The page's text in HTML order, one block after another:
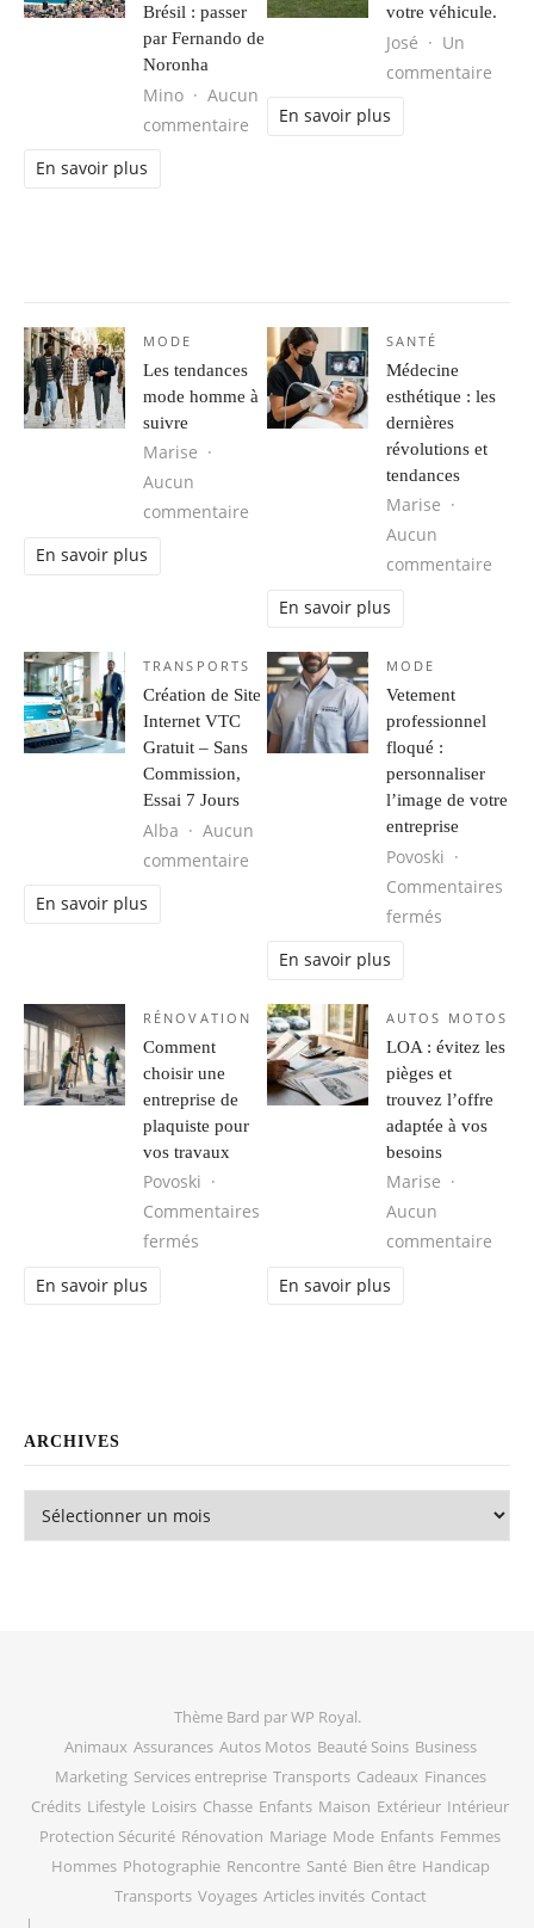
Brésil : passer
par Fernando de
Noronha
Mino
Aucun
commentaire sur Séjour d’aventure au Brésil :
En savoir plus
votre véhicule.
José
Un
commentaire
En savoir plus
MODE
Les tendances
mode homme à
suivre
Marise
Aucun
commentaire sur Les tendances mode homme à
En savoir plus
SANTÉ
Médecine
esthétique : les
dernières
révolutions et
tendances
Marise
Aucun
commentaire
En savoir plus
TRANSPORTS
Création de Site
Internet VTC
Gratuit – Sans
Commission,
Essai 7 Jours
Alba
Aucun
commentaire sur Création de Site Internet VTC
En savoir plus
MODE
Vetement
professionnel
floqué :
personnaliser
l’image de votre
entreprise
Povoski
Commentaires
fermés
En savoir plus
RÉNOVATION
Comment
choisir une
entreprise de
plaquiste pour
vos travaux
Povoski
Commentaires
fermés sur Comment choisir une entreprise de
En savoir plus
AUTOS MOTOS
LOA : évitez les
pièges et
trouvez l’offre
adaptée à vos
besoins
Marise
Aucun
commentaire
En savoir plus
ARCHIVES
Archives
Thème Bard parWP Royal.
Animaux Assurances Autos Motos Beauté Soins Business
Marketing Services entreprise Transports Cadeaux Finances
Crédits Lifestyle Loisirs Chasse Enfants Maison Extérieur Intérieur
Protection Sécurité Rénovation Mariage Mode Enfants Femmes
Hommes Photographie Rencontre Santé Bien être Handicap
Transports Voyages Articles invités Contact